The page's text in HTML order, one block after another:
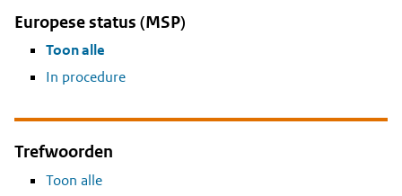
Europese status (MSP)
Toon alle
In procedure
Trefwoorden
Toon alle